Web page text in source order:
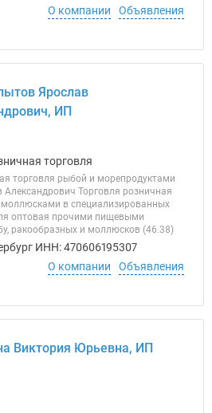
О компании Объявления
Ярослав
ИП
торговля
торговля рыбой и морепродуктами
Торговля розничная
в специализированных
оптовая прочими пищевыми
ракообразных и моллюсков (46.38)
ИНН: 470606195307
О компании
Объявления
Виктория Юрьевна, ИП